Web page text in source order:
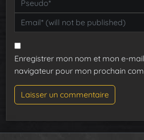
Enregistrer mon nom et mon e-
navigateur pour mon prochain